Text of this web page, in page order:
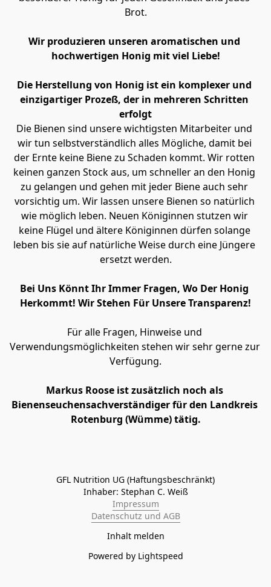
Brot.
Wir produzieren unseren aromatischen und
hochwertigen Honig mit viel Liebe!
Die Herstellung von Honig ist ein komplexer und
einzigartiger Prozeß, der in mehreren Schritten
erfolgt
Die Bienen sind unsere wichtigsten Mitarbeiter und
wir tun selbstverständlich alles Mögliche, damit bei
der Ernte keine Biene zu Schaden kommt. Wir rotten
keinen ganzen Stock aus, um schneller an den Honig
zu gelangen und gehen mit jeder Biene auch sehr
vorsichtig um. Wir lassen unsere Bienen so natürlich
wie möglich leben. Neuen Königinnen stutzen wir
keine Flügel und ältere Königinnen dürfen solange
leben bis sie auf natürliche Weise durch eine Jüngere
ersetzt werden.
Bei Uns Könnt Ihr Immer Fragen, Wo Der Honig
Herkommt! Wir Stehen Für Unsere Transparenz!
Für alle Fragen, Hinweise und
Verwendungsmöglichkeiten stehen wir sehr gerne zur
Verfügung.
Markus Roose ist zusätzlich noch als
Bienenseuchensachverständiger für den Landkreis
Rotenburg (Wümme) tätig.
GFL Nutrition UG (Haftungsbeschränkt)
Inhaber: Stephan C. Weiß
Impressum
Datenschutz und AGB
Inhalt melden
Powered by Lightspeed